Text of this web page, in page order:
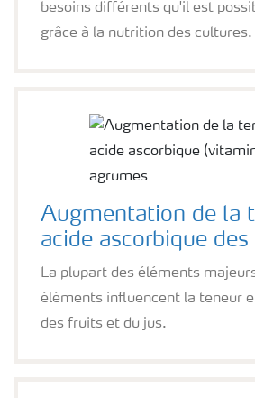
besoins différents qu'il est
grâce à la nutrition des cultures.
Augmentation de la
acide ascorbique
La plupart des éléments
éléments influencent la teneur
des fruits et du jus.